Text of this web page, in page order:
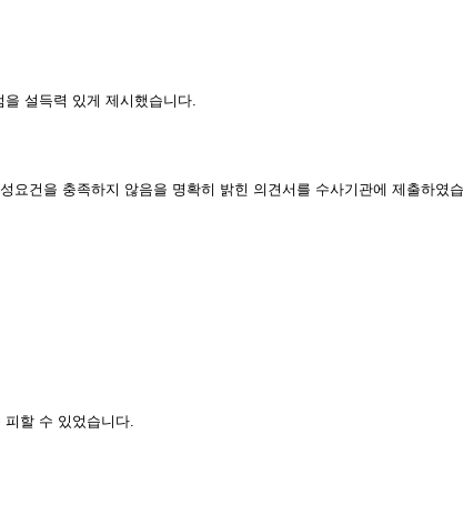
설득력 있게 제시했습니다.
건을 충족하지 않음을 명확히 밝힌 의견서를 수사기관에 제출하였
할 수 있었습니다.